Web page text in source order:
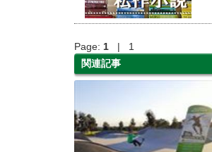
Page:1 | 1
関連記事